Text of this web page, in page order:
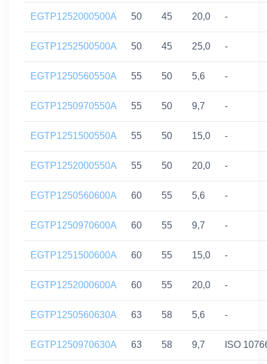
EGTP1252000500A 50 45 20,0 -
EGTP1252500500A 50 45 25,0 -
EGTP1250560550A 55 50 5,6 -
EGTP1250970550A 55 50 9,7 -
EGTP1251500550A 55 50 15,0 -
EGTP1252000550A 55 50 20,0 -
EGTP1250560600A 60 55 5,6 -
EGTP1250970600A 60 55 9,7 -
EGTP1251500600A 60 55 15,0 -
EGTP1252000600A 60 55 20,0 -
EGTP1250560630A 63 58 5,6 -
EGTP1250970630A 63 58 9,7 ISO